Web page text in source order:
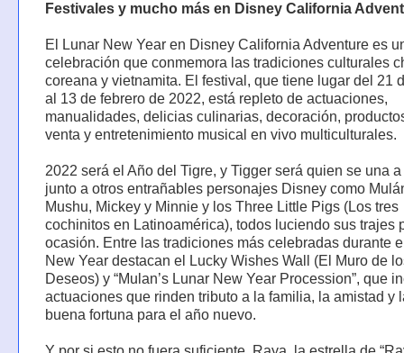
Festivales y mucho más en Disney California
El Lunar New Year en Disney California Adventure es
celebración que conmemora las tradiciones culturales
coreana y vietnamita. El festival, que tiene lugar del 21
al 13 de febrero de 2022, está repleto de actuaciones,
manualidades, delicias culinarias, decoración,
venta y entretenimiento musical en vivo multiculturales.
2022 será el Año del Tigre, y Tigger será quien se una
junto a otros entrañables personajes Disney como
Mushu, Mickey y Minnie y los Three Little Pigs (Los tres
cochinitos en Latinoamérica), todos luciendo sus trajes
ocasión. Entre las tradiciones más celebradas durante
New Year destacan el Lucky Wishes Wall (El Muro de
Deseos) y “Mulan’s Lunar New Year Procession”, que
actuaciones que rinden tributo a la familia, la amistad y
buena fortuna para el año nuevo.